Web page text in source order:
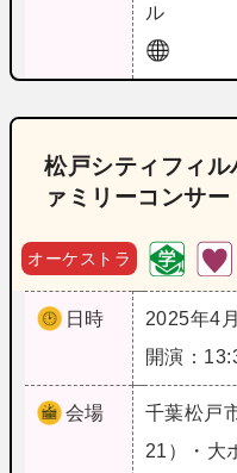
ル
松戸シティフィ
ァミリーコンサー
オーケストラ
日時
2025年4
開演：
会場 千葉松戸
21）・大